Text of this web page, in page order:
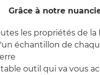
Grâce à notre
les propriétés de la
échantillon de
outil qui va vous